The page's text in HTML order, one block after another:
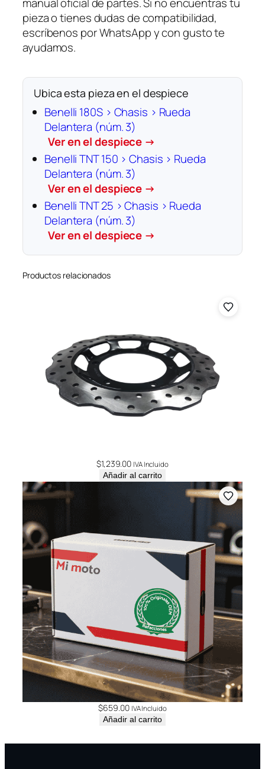
pieza o tienes dudas de compatibilidad,
escríbenos por WhatsApp y con gusto te
ayudamos.
Ubica esta pieza en el despiece
Benelli 180S › Chasis › Rueda
Delantera (núm. 3)
Ver en el despiece →
Benelli TNT 150 › Chasis › Rueda
Delantera (núm. 3)
Ver en el despiece →
Benelli TNT 25 › Chasis › Rueda
Delantera (núm. 3)
Ver en el despiece →
Productos relacionados
$1,239.00 IVA Incluido
Añadir al carrito
$659.00 IVA Incluido
Añadir al carrito